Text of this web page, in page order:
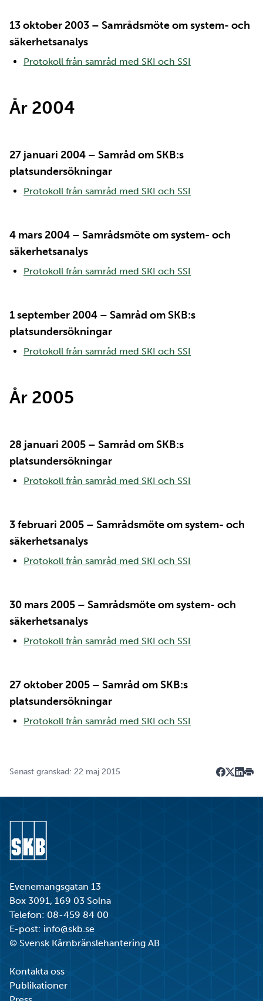
13 oktober 2003 – Samrådsmöte om system- och
säkerhetsanalys
Protokoll från samråd med SKI och SSI
År 2004
27 januari 2004 – Samråd om SKB:s
platsundersökningar
Protokoll från samråd med SKI och SSI
4 mars 2004 – Samrådsmöte om system- och
säkerhetsanalys
Protokoll från samråd med SKI och SSI
1 september 2004 – Samråd om SKB:s
platsundersökningar
Protokoll från samråd med SKI och SSI
År 2005
28 januari 2005 – Samråd om SKB:s
platsundersökningar
Protokoll från samråd med SKI och SSI
3 februari 2005 – Samrådsmöte om system- och
säkerhetsanalys
Protokoll från samråd med SKI och SSI
30 mars 2005 – Samrådsmöte om system- och
säkerhetsanalys
Protokoll från samråd med SKI och SSI
27 oktober 2005 – Samråd om SKB:s
platsundersökningar
Protokoll från samråd med SKI och SSI
Senast granskad: 22 maj 2015
Evenemangsgatan 13
Box 3091, 169 03 Solna
Telefon: 08-459 84 00
E-post: info@skb.se
© Svensk Kärnbränslehantering AB
Kontakta oss
Publikationer